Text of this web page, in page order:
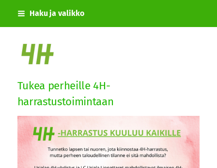
Siirry
Haku ja valikko
Urjalan 4H-yhdistys
Tukea perheille 4H-
harrastustoimintaan